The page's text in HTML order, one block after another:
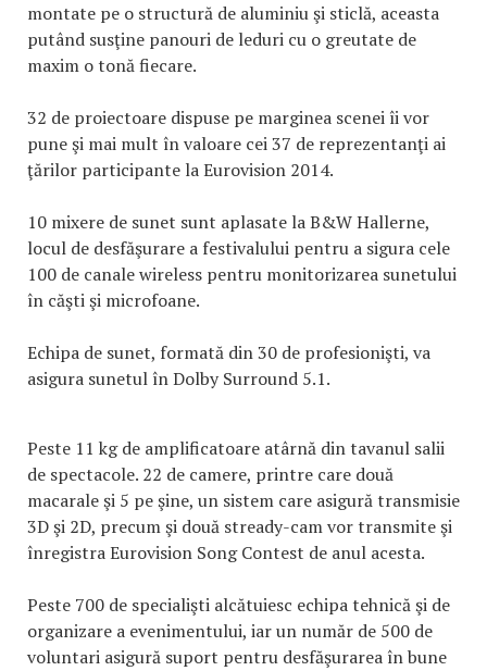
montate pe o structură de aluminiu şi sticlă, aceasta
putând susţine panouri de leduri cu o greutate de
maxim o tonă fiecare.
32 de proiectoare dispuse pe marginea scenei îi vor
pune şi mai mult în valoare cei 37 de reprezentanţi ai
ţărilor participante la Eurovision 2014.
10 mixere de sunet sunt aplasate la B&W Hallerne,
locul de desfăşurare a festivalului pentru a sigura cele
100 de canale wireless pentru monitorizarea sunetului
în căşti şi microfoane.
Echipa de sunet, formată din 30 de profesionişti, va
asigura sunetul în Dolby Surround 5.1.
Peste 11 kg de amplificatoare atârnă din tavanul salii
de spectacole. 22 de camere, printre care două
macarale şi 5 pe şine, un sistem care asigură transmisie
3D şi 2D, precum şi două stready-cam vor transmite şi
înregistra Eurovision Song Contest de anul acesta.
Peste 700 de specialişti alcătuiesc echipa tehnică şi de
organizare a evenimentului, iar un număr de 500 de
voluntari asigură suport pentru desfăşurarea în bune